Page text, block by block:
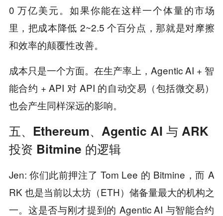
0 万亿美元。如果你能在这样一个体量的市场
里，把成本降低 2~2.5 个百分点，那就是对摩擦
和效率的颠覆性改善。
成本只是一个方面。在生产率上，Agentic AI + 智
能合约 + API 对 API 的自动交易（包括微交易）
也会产生同样深远的影响。
五、Ethereum、Agentic AI 与 ARK
投资 Bitmine 的逻辑
Jen: 你们此前押注了 Tom Lee 的 Bitmine，而 A
RK 也是当前以太坊（ETH）储备量最大的机构之
一。这是否与刚才提到的 Agentic AI 与智能合约